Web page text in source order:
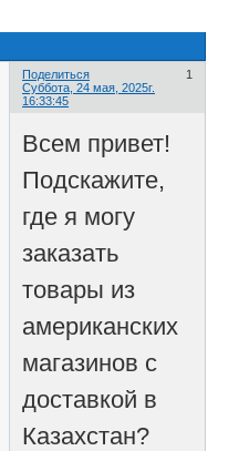
Поделиться
1
Суббота, 24 мая, 2025г.
16:33:45
Всем привет!
Подскажите,
где я могу
заказать
товары из
американских
магазинов с
доставкой в
Казахстан?